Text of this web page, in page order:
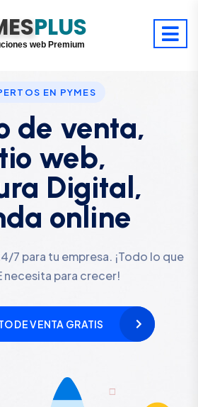
PLUS
Digitaliza tu éxito
web Premium
EN PYMES
de venta,
web,
Digital,
online
7 para tu empresa. ¡Todo lo que
necesita para crecer!
DE VENTA GRATIS